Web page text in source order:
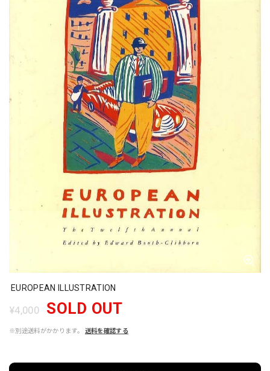
EUROPEAN ILLUSTRATION
¥4,000 SOLD OUT
※別途送料がかかります。 送料を確認する